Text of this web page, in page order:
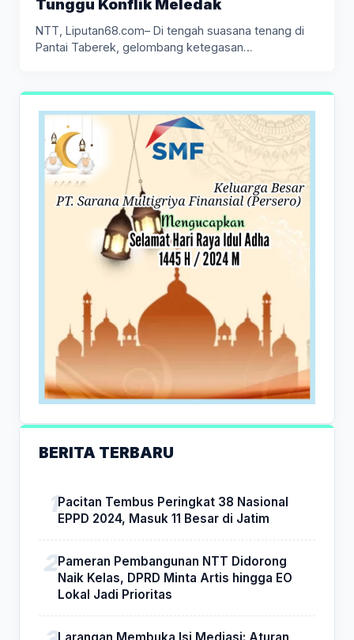
Tunggu Konflik Meledak
NTT, Liputan68.com– Di tengah suasana tenang di
Pantai Taberek, gelombang ketegasan
BERITA TERBARU
Pacitan Tembus Peringkat 38 Nasional
EPPD 2024, Masuk 11 Besar di Jatim
Pameran Pembangunan NTT Didorong
Naik Kelas, DPRD Minta Artis hingga EO
Lokal Jadi Prioritas